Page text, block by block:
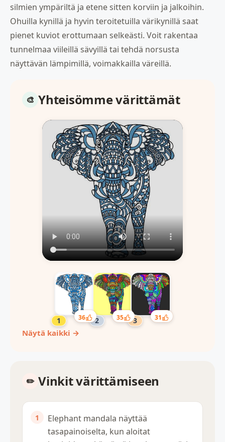
silmien ympäriltä ja etene sitten korviin ja jalkoihin.
Ohuilla kynillä ja hyvin teroitetuilla värikynillä saat
pienet kuviot erottumaan selkeästi. Voit rakentaa
tunnelmaa viileillä sävyillä tai tehdä norsusta
näyttävän lämpimillä, voimakkailla väreillä.
Yhteisömme värittämät
36 35 31
Näytä kaikki →
Vinkit värittämiseen
Elephant mandala näyttää
tasapainoiselta, kun aloitat